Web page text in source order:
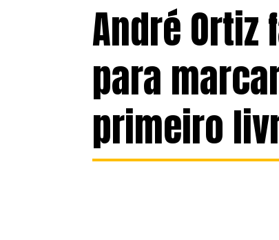
André
para
primeiro